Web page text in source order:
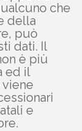
che
della
può
dati. Il
è più
ed il
e